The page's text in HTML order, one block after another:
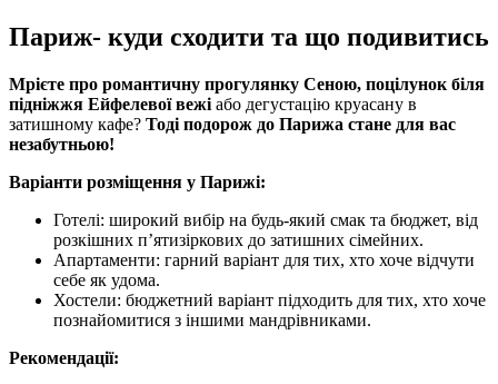
Париж- куди сходити та що подивитись
Мрієте про романтичну прогулянку Сеною, поцілунок біля
підніжжя Ейфелевої вежі або дегустацію круасану в
затишному кафе? Тоді подорож до Парижа стане для вас
незабутньою!
Варіанти розміщення у Парижі:
Готелі: широкий вибір на будь-який смак та бюджет, від
розкішних п’ятизіркових до затишних сімейних.
Апартаменти: гарний варіант для тих, хто хоче відчути
себе як удома.
Хостели: бюджетний варіант підходить для тих, хто хоче
познайомитися з іншими мандрівниками.
Рекомендації: